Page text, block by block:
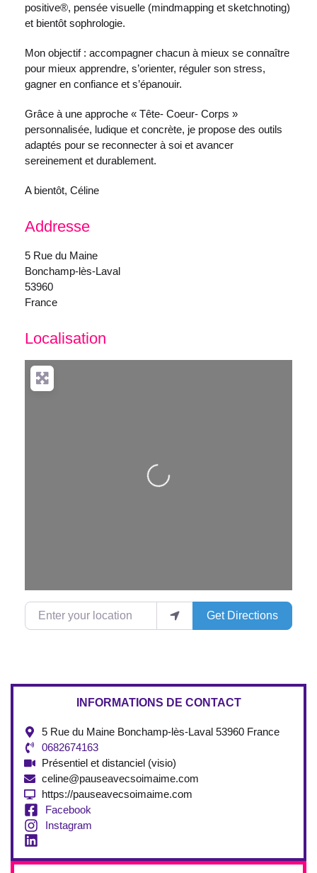
positive®, pensée visuelle (mindmapping et sketchnoting)
et bientôt sophrologie.
Mon objectif : accompagner chacun à mieux se connaître
pour mieux apprendre, s’orienter, réguler son stress,
gagner en confiance et s’épanouir.
Grâce à une approche « Tête- Coeur- Corps »
personnalisée, ludique et concrète, je propose des outils
adaptés pour se reconnecter à soi et avancer
sereinement et durablement.
A bientôt, Céline
Addresse
5 Rue du Maine
Bonchamp-lès-Laval
53960
France
Localisation
Loading...
Enter your location
Get Directions
INFORMATIONS DE CONTACT
5 Rue du Maine Bonchamp-lès-Laval 53960 France
0682674163
Présentiel et distanciel (visio)
celine@pauseavecsoimaime.com
https://pauseavecsoimaime.com
Facebook
Instagram